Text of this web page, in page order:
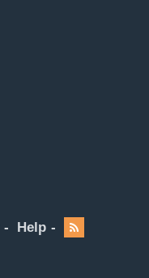
Help